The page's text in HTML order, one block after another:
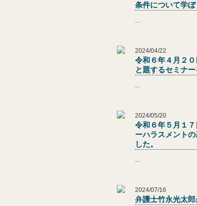
条件について学ぼ
...
2024/04/22
令和６年４月２
と題するセミナ
...
2024/05/20
令和６年５月１
ーハラスメント
した。
...
2024/07/16
弁護士竹永光太